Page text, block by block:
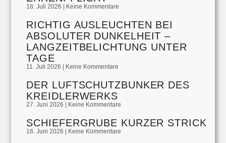
18. Juli 2026 Keine Kommentare
RICHTIG AUSLEUCHTEN BEI
ABSOLUTER DUNKELHEIT –
LANGZEITBELICHTUNG UNTER
TAGE
11. Juli 2026 Keine Kommentare
DER LUFTSCHUTZBUNKER DES
KREIDLERWERKS
27. Juni 2026 Keine Kommentare
SCHIEFERGRUBE KURZER STRICK
16. Juni 2026 Keine Kommentare